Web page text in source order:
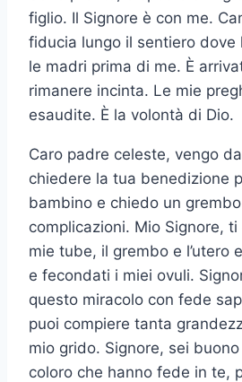
figlio. Il Signore è con me.
fiducia lungo il sentiero dove
le madri prima di me. È
rimanere incinta. Le mie
esaudite. È la volontà di Dio.
Caro padre celeste, vengo
chiedere la tua benedizione
bambino e chiedo un
complicazioni. Mio Signore,
mie tube, il grembo e l’utero
e fecondati i miei ovuli.
questo miracolo con fede
puoi compiere tanta
mio grido. Signore, sei
coloro che hanno fede in te,